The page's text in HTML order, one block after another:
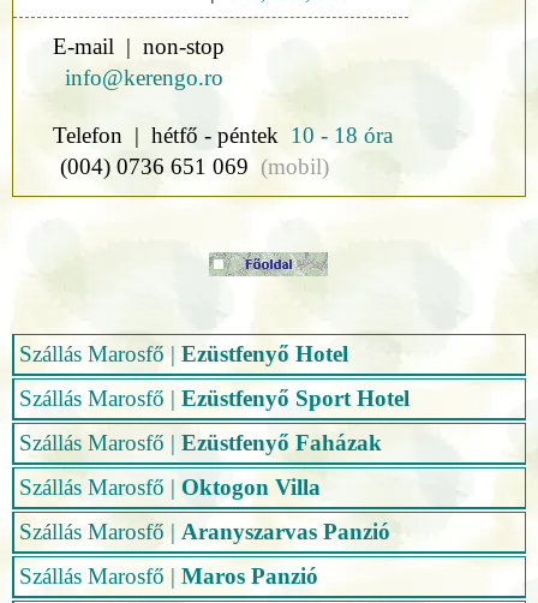
Szállás Marosfő | Ezüstfenyő Hotel
Szállás Marosfő | Ezüstfenyő Sport Hotel
Szállás Marosfő | Ezüstfenyő Faházak
Szállás Marosfő | Oktogon Villa
Szállás Marosfő | Aranyszarvas Panzió
Szállás Marosfő | Maros Panzió
E-mail | non-stop
info@kerengo.ro
Telefon | hétfő - péntek 10 - 18 óra
(004) 0736 651 069 (mobil)